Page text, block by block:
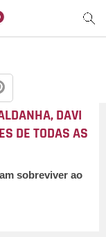
DAVI
DE TODAS AS
sobreviver ao